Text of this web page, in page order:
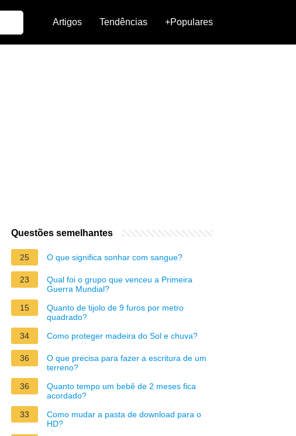
Artigos Tendências +Populares
Questões semelhantes
25 O que significa sonhar com sangue?
23
Qual foi o grupo que venceu a Primeira
Guerra Mundial?
15
Quanto de tijolo de 9 furos por metro
quadrado?
34
Como proteger madeira do Sol e chuva?
36
O que precisa para fazer a escritura de um
terreno?
36
Quanto tempo um bebê de 2 meses fica
acordado?
33
Como mudar a pasta de download para o
HD?